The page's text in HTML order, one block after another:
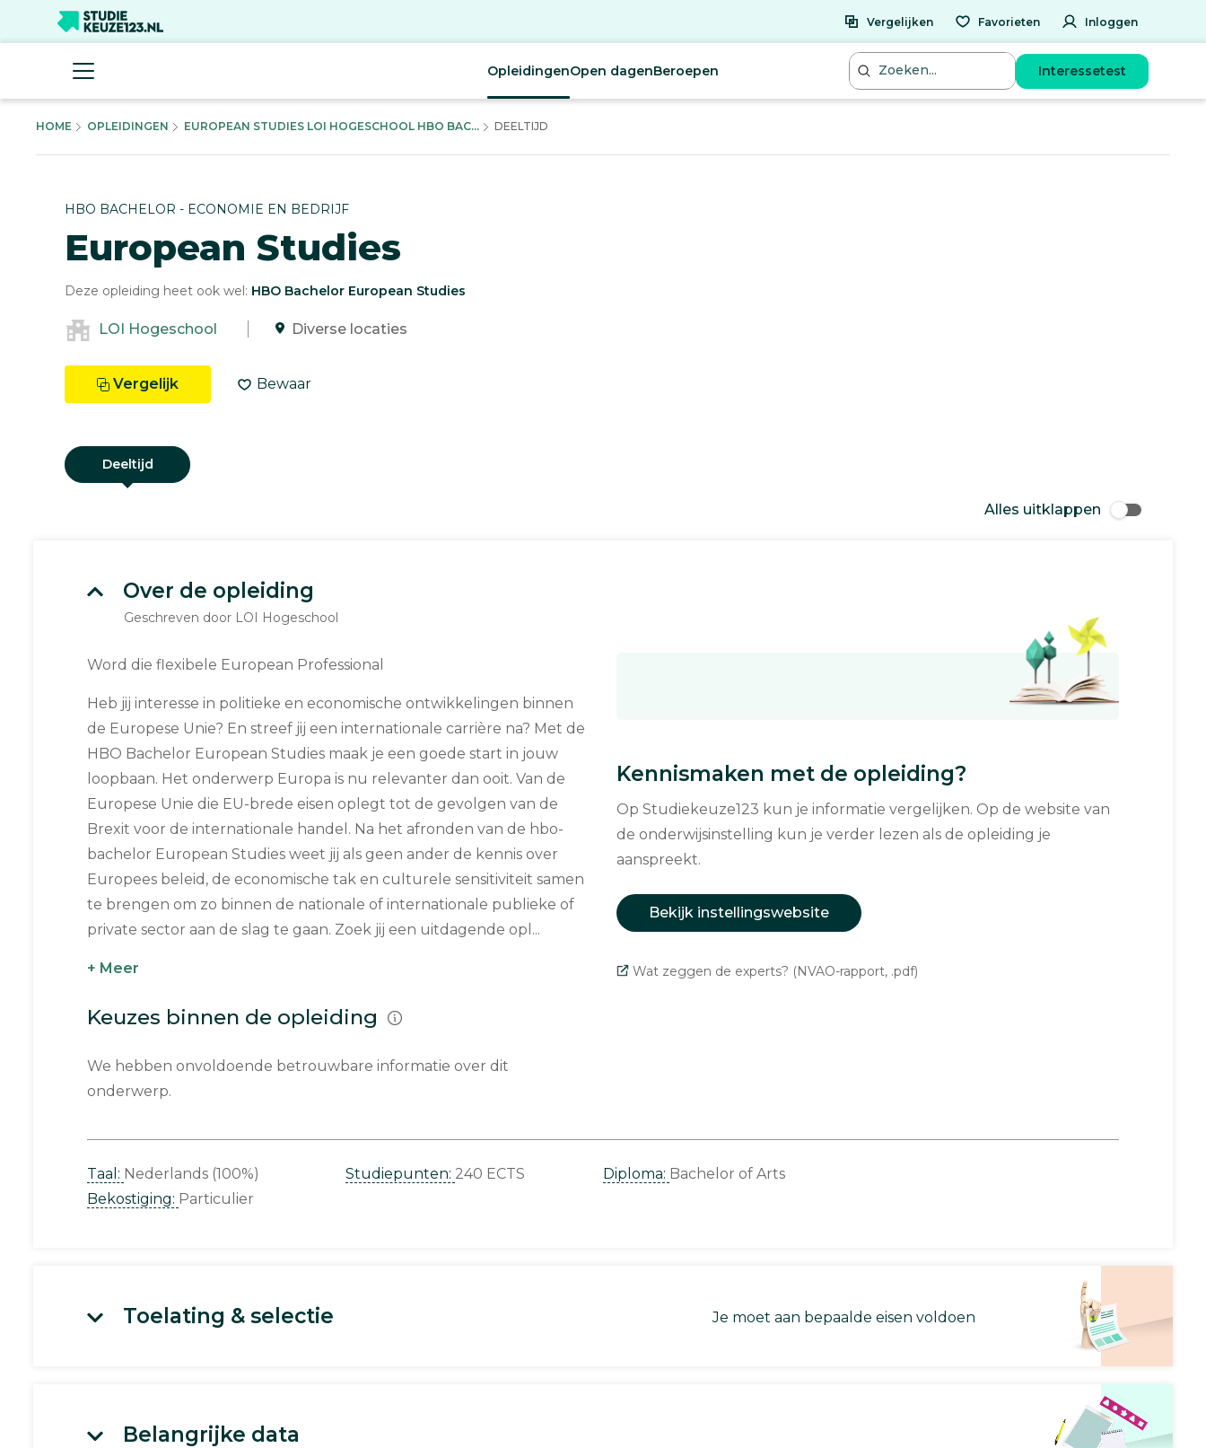
Vergelijken Favorieten Inloggen
OpleidingenOpen dagenBeroepen Interessetest
HOME OPLEIDINGEN EUROPEAN STUDIES LOI HOGESCHOOL HBO BAC... DEELTIJD
HBO BACHELOR - ECONOMIE EN BEDRIJF
European Studies
Deze opleiding heet ook wel: HBO Bachelor European Studies
LOI Hogeschool Diverse locaties
Vergelijk Bewaar
Deeltijd
Alles uitklappen
Over de opleiding
Geschreven door LOI Hogeschool
Word die flexibele European Professional
Heb jij interesse in politieke en economische ontwikkelingen binnen
de Europese Unie? En streef jij een internationale carrière na? Met de
HBO Bachelor European Studies maak je een goede start in jouw
loopbaan. Het onderwerp Europa is nu relevanter dan ooit. Van de
Europese Unie die EU-brede eisen oplegt tot de gevolgen van de
Brexit voor de internationale handel. Na het afronden van de hbo-
bachelor European Studies weet jij als geen ander de kennis over
Europees beleid, de economische tak en culturele sensitiviteit samen
te brengen om zo binnen de nationale of internationale publieke of
private sector aan de slag te gaan. Zoek jij een uitdagende opl...
+ Meer
Keuzes binnen de opleiding
We hebben onvoldoende betrouwbare informatie over dit
onderwerp.
Kennismaken met de opleiding?
Op Studiekeuze123 kun je informatie vergelijken. Op de website van
de onderwijsinstelling kun je verder lezen als de opleiding je
aanspreekt.
Bekijk instellingswebsite
Wat zeggen de experts? (NVAO-rapport, .pdf)
Taal: Nederlands (100%)
Bekostiging: Particulier
Studiepunten: 240 ECTS Diploma: Bachelor of Arts
Toelating & selectie Je moet aan bepaalde eisen voldoen
Belangrijke data